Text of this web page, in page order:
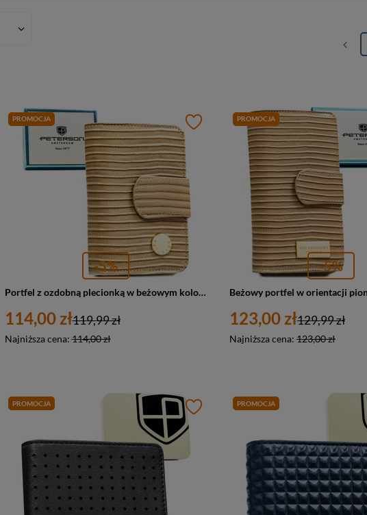
PROMOCJA
-5%
Portfel z ozdobną plecionką w beżowym kolorze, wykonany ze skóry naturalnej i ekologicznej - Peterson
114,00 zł
Najniższa cena:114,00 zł
119,99 zł
PROMOCJA
-5%
123,00 zł
Najniższa cena: 123,00 zł
129,99 zł
PROMOCJA PROMOCJA